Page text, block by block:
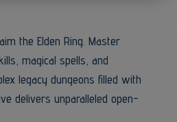
the Elden Ring. Master
magical spells, and
legacy dungeons filled with
delivers unparalleled open-